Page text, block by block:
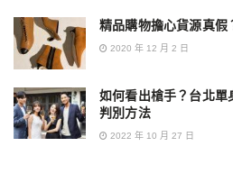
精品購物擔心貨源真
2020 年 12 月 2 日
如何看出槍手？台北
判別方法
2022 年 10 月 27 日